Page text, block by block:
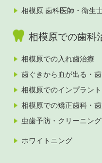
相模原 歯科医師・衛生
相模原での歯科
相模原での入れ歯治療
歯ぐきから血が出る・
相模原でのインプラント
相模原での矯正歯科・
虫歯予防・クリーニング
ホワイトニング